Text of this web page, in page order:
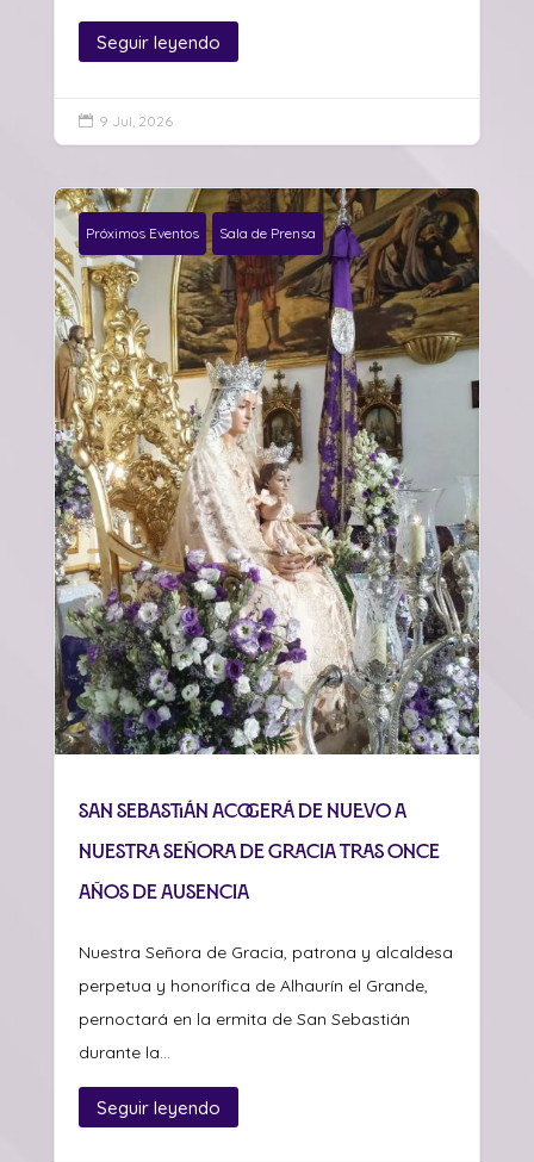
Seguir leyendo
 9 Jul, 2026
Próximos Eventos Sala de Prensa
San Sebastián acogerá de nuevo a
Nuestra Señora de Gracia tras once
años de ausencia
Nuestra Señora de Gracia, patrona y alcaldesa
perpetua y honorífica de Alhaurín el Grande,
pernoctará en la ermita de San Sebastián
durante la...
Seguir leyendo